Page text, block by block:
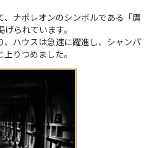
、ナポレオンのシンボルである「鷹
られています。
、ハウスは急速に躍進し、シャンパ
りつめました。